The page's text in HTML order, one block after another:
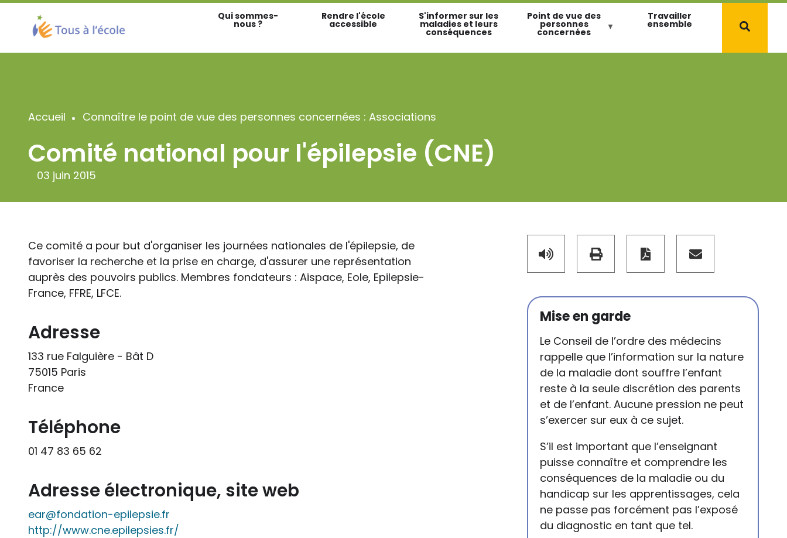
Aller
contenu
principal
Qui sommes-
nous ?
Rendre l'école
accessible
S'informer sur les
maladies et leurs
conséquences
Point de vue des
personnes
concernées
Travailler
ensemble
Fil
d'Ariane
Accueil Connaître le point de vue des personnes concernées : Associations
Comité national pour l'épilepsie (CNE)
03 juin 2015
Mise en garde
Le Conseil de l’ordre des médecins
rappelle que l’information sur la nature
de la maladie dont souffre l’enfant
reste à la seule discrétion des parents
et de l’enfant. Aucune pression ne peut
s’exercer sur eux à ce sujet.
S’il est important que l’enseignant
puisse connaître et comprendre les
conséquences de la maladie ou du
handicap sur les apprentissages, cela
ne passe pas forcément pas l’exposé
du diagnostic en tant que tel.
Ce comité a pour but d'organiser les journées nationales de l'épilepsie, de
favoriser la recherche et la prise en charge, d'assurer une représentation
auprès des pouvoirs publics. Membres fondateurs : Aispace, Eole, Epilepsie-
France, FFRE, LFCE.
Adresse
133 rue Falguière - Bât D
75015 Paris
France
Téléphone
01 47 83 65 62
Adresse électronique, site web
ear@fondation-epilepsie.fr
http://www.cne.epilepsies.fr/